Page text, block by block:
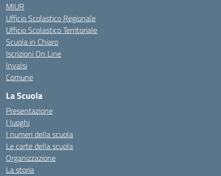
MIUR
Ufficio Scolastico Regionale
Ufficio Scolastico Territoriale
Scuola in Chiaro
Iscrizioni On Line
Invalsi
Comune
La Scuola
Presentazione
I luoghi
I numeri della scuola
Le carte della scuola
Organizzazione
La storia